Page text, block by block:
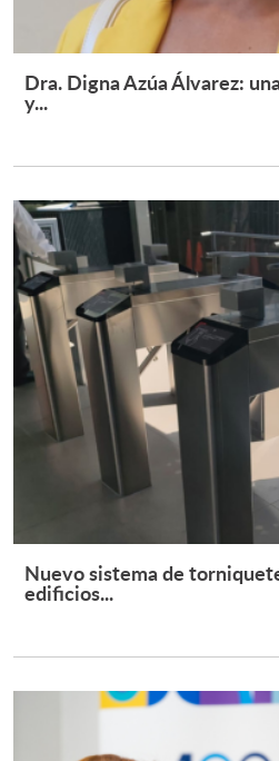
Dra. Digna Azúa Álvarez:
y...
Nuevo sistema de
edificios...